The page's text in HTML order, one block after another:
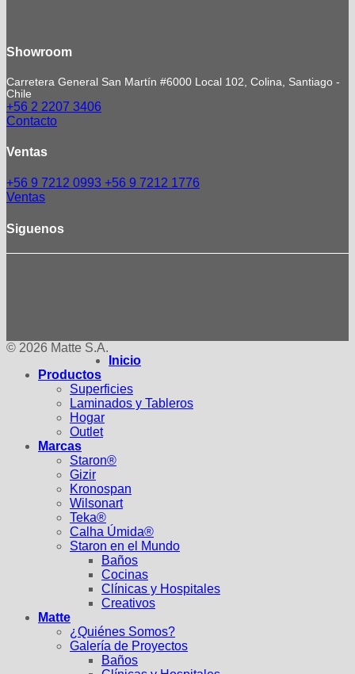
Showroom
Carretera General San Martín #6000 Local 102, Colina, Santiago -
Chile
+56 2 2207 3406
Contacto
Ventas
+56 9 7212 0993 +56 9 7212 1776
Ventas
Siguenos
© 2026 Matte S.A.
Inicio
Productos
Superficies
Laminados y Tableros
Hogar
Outlet
Marcas
Staron®
Gizir
Kronospan
Wilsonart
Teka®
Calha Úmida®
Staron en el Mundo
Baños
Cocinas
Clínicas y Hospitales
Creativos
Matte
¿Quiénes Somos?
Galería de Proyectos
Baños